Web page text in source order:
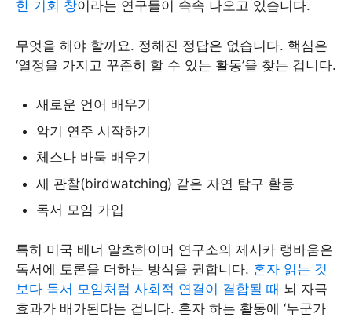
한 기회 창이라는 연구들이 속속 나오고 있습니다.
무엇을 해야 할까요. 정해진 정답은 없습니다. 핵심은
‘열정을 가지고 꾸준히 할 수 있는 활동’을 찾는 겁니다.
새로운 언어 배우기
악기 연주 시작하기
체스나 바둑 배우기
새 관찰(birdwatching) 같은 자연 탐구 활동
독서 모임 가입
특히 미국 배너 알츠하이머 연구소의 제시카 랭바움은
독서에 토론을 더하는 방식을 권합니다. 혼자 읽는 것
보다 독서 모임처럼 사회적 연결이 결합될 때 뇌 자극
효과가 배가된다는 겁니다. 혼자 하는 활동에 ‘누군가